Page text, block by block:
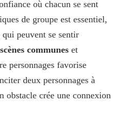
où chacun se sent
de groupe est essentiel,
peuvent se sentir
communes et
personnages favorise
deux personnages à
obstacle crée une connexion